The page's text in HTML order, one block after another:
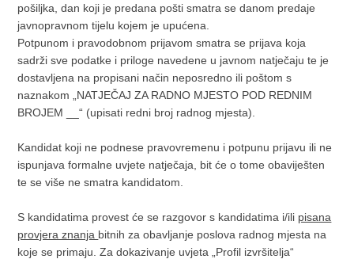
pošiljka, dan koji je predana pošti smatra se danom predaje
javnopravnom tijelu kojem je upućena.
Potpunom i pravodobnom prijavom smatra se prijava koja
sadrži sve podatke i priloge navedene u javnom natječaju te je
dostavljena na propisani način neposredno ili poštom s
naznakom „NATJEČAJ ZA RADNO MJESTO POD REDNIM
BROJEM __“ (upisati redni broj radnog mjesta).
Kandidat koji ne podnese pravovremenu i potpunu prijavu ili ne
ispunjava formalne uvjete natječaja, bit će o tome obaviješten
te se više ne smatra kandidatom.
S kandidatima provest će se razgovor s kandidatima i/ili pisana
provjera znanja bitnih za obavljanje poslova radnog mjesta na
koje se primaju. Za dokazivanje uvjeta „Profil izvršitelja“